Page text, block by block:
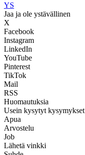
YS
Jaa ja ole ystävällinen
X
Facebook
Instagram
LinkedIn
YouTube
Pinterest
TikTok
Mail
RSS
Huomautuksia
Usein kysytyt kysymykset
Apua
Arvostelu
Job
Lähetä vinkki